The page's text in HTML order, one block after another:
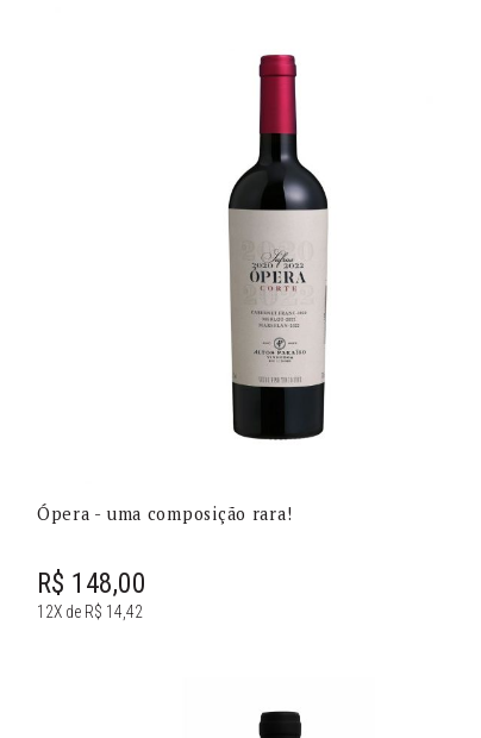
Ópera - uma composição rara!
R$ 148,00
12X de R$ 14,42